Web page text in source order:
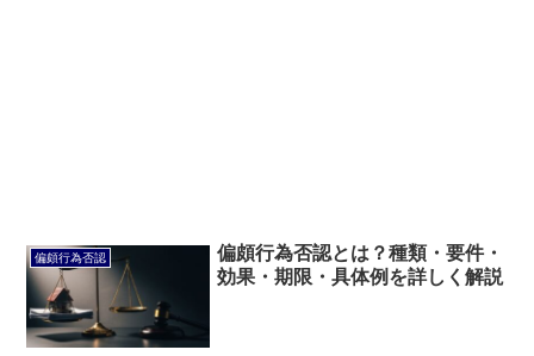
偏頗行為否認
偏頗行為否認とは？種類・要件・
効果・期限・具体例を詳しく解説